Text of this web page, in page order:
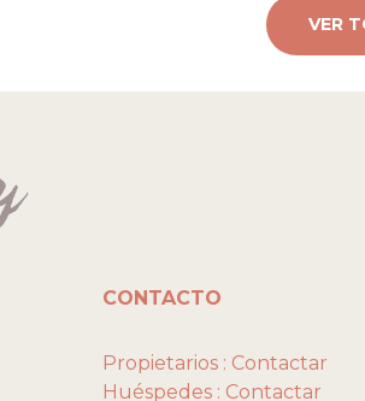
VER
CONTACTO
Propietarios : Contactar
Huéspedes : Contactar